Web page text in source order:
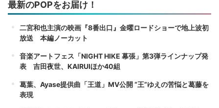
最新のPOPをお届け！
二宮和也主演の映画『8番出口』金曜ロードショーで地上波初
放送 本編ノーカット
音楽アートフェス「NIGHT HIKE 幕張」第3弾ラインナップ発
表 吉田夜世、KAIRUIほか40組
葛葉、Ayase提供曲「王道」MV公開 “王”ゆえの苦悩と葛藤を
表現